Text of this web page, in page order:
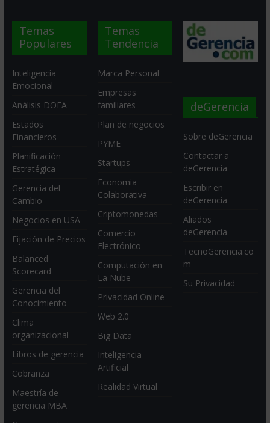
Temas
Populares
Inteligencia
Emocional
Análisis DOFA
Estados
Financieros
Planificación
Estratégica
Gerencia del
Cambio
Negocios en USA
Fijación de Precios
Balanced
Scorecard
Gerencia del
Conocimiento
Clima
organizacional
Libros de gerencia
Cobranza
Maestría de
gerencia MBA
Temas
Tendencia
Marca Personal
Empresas
familiares
Plan de negocios
PYME
Startups
Economia
Colaborativa
Criptomonedas
Comercio
Electrónico
Computación en
La Nube
Privacidad Online
Web 2.0
Big Data
Inteligencia
Artificial
Realidad Virtual
deGerencia
Sobre deGerencia
Contactar a
deGerencia
Escribir en
deGerencia
Aliados
deGerencia
TecnoGerencia.co
m
Su Privacidad